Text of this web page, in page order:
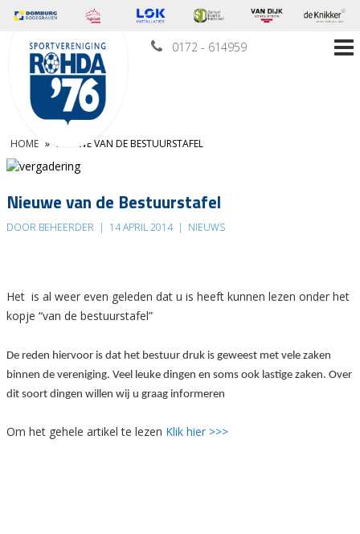
0172 - 614959
HOME » NIEUWE VAN DE BESTUURSTAFEL
Nieuwe van de Bestuurstafel
DOOR BEHEERDER | 14 APRIL 2014 | NIEUWS
Het is al weer even geleden dat u is heeft kunnen lezen onder het
kopje “van de bestuurstafel”
De reden hiervoor is dat het bestuur druk is geweest met vele zaken
binnen de vereniging. Veel leuke dingen en soms ook lastige zaken. Over
dit soort dingen willen wij u graag informeren
Om het gehele artikel te lezen Klik hier >>>